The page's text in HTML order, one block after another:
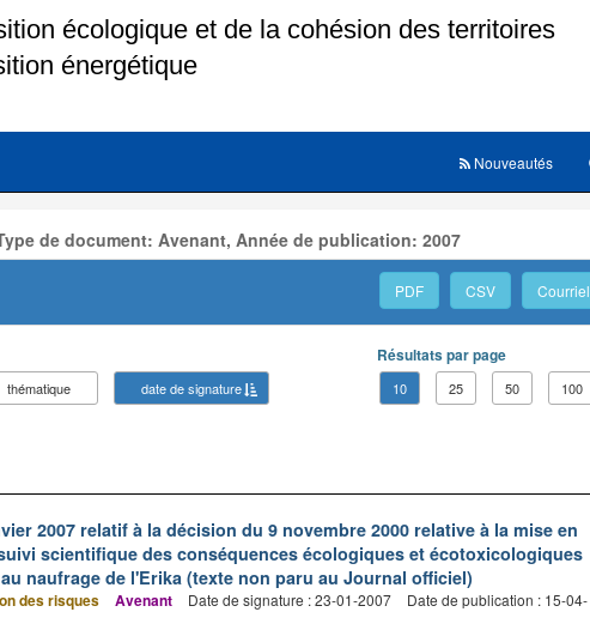
Nouveautés
de document: Avenant, Année de publication: 2007
PDF CSV Courriel
thématique
date de signature
Résultats par page
10 25 50 100
2007 relatif à la décision du 9 novembre 2000 relative à la mise en
scientifique des conséquences écologiques et écotoxicologiques
naufrage de l'Erika (texte non paru au Journal officiel)
des risques Avenant Date de signature : 23-01-2007
Date de publication : 15-04-